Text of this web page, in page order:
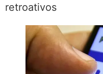
retroativos